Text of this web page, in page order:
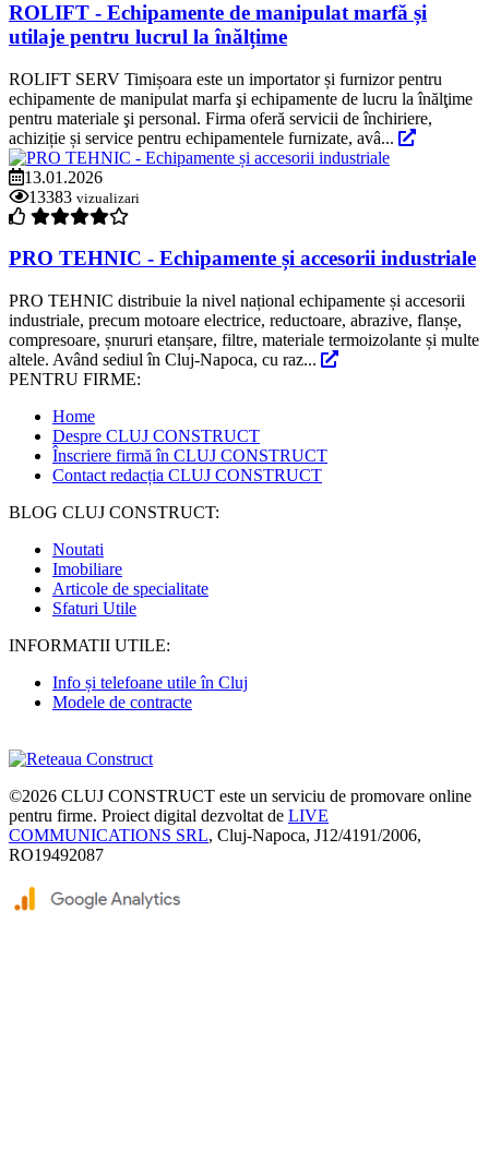
ROLIFT - Echipamente de manipulat marfă și
utilaje pentru lucrul la înălțime
ROLIFT SERV Timișoara este un importator și furnizor pentru
echipamente de manipulat marfa şi echipamente de lucru la înălţime
pentru materiale şi personal. Firma oferă servicii de închiriere,
achiziție și service pentru echipamentele furnizate, avâ...
13.01.2026
13383 vizualizari
PRO TEHNIC - Echipamente și accesorii industriale
PRO TEHNIC distribuie la nivel național echipamente și accesorii
industriale, precum motoare electrice, reductoare, abrazive, flanșe,
compresoare, șnururi etanșare, filtre, materiale termoizolante și multe
altele. Având sediul în Cluj-Napoca, cu raz...
PENTRU FIRME:
Home
Despre CLUJ CONSTRUCT
Înscriere firmă în CLUJ CONSTRUCT
Contact redacția CLUJ CONSTRUCT
BLOG CLUJ CONSTRUCT:
Noutati
Imobiliare
Articole de specialitate
Sfaturi Utile
INFORMATII UTILE:
Info și telefoane utile în Cluj
Modele de contracte
©2026 CLUJ CONSTRUCT este un serviciu de promovare online
pentru firme. Proiect digital dezvoltat de LIVE
COMMUNICATIONS SRL, Cluj-Napoca, J12/4191/2006,
RO19492087